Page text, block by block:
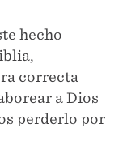
hecho
correcta
a Dios
perderlo por